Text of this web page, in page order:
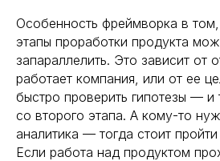
Особенность фреймворка в
этапы проработки продукта
запараллелить. Это зависит от
работает компания, или от ее
быстро проверить гипотезы — и
со второго этапа. А кому-то
аналитика — тогда стоит
Если работа над продуктом